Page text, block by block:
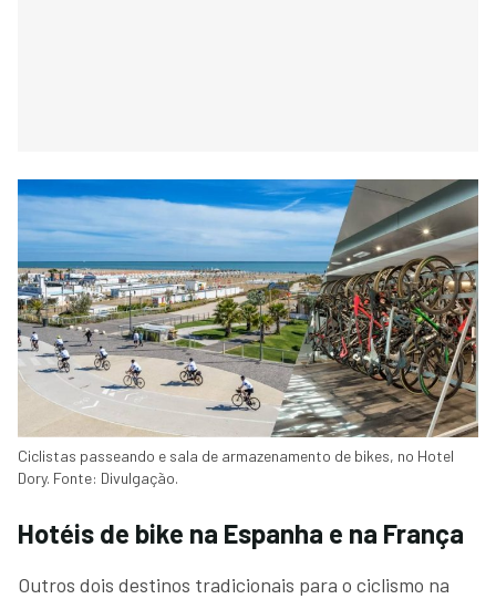
Ciclistas passeando e sala de armazenamento de bikes, no Hotel
Dory. Fonte: Divulgação.
Hotéis de bike na Espanha e na França
Outros dois destinos tradicionais para o ciclismo na